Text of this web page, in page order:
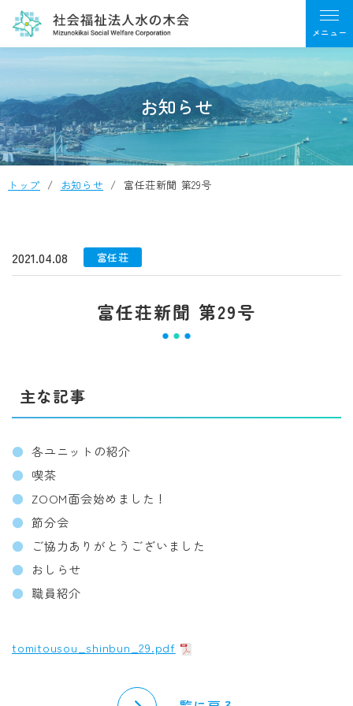
お知らせ
トップ お知らせ 富任荘新聞 第29号
2021.04.08 富任荘
富任荘新聞 第29号
主な記事
各ユニットの紹介
喫茶
ZOOM面会始めました！
節分会
ご協力ありがとうございました
おしらせ
職員紹介
tomitousou_shinbun_29.pdf